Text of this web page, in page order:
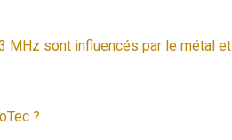
MHz sont influencés par le métal et
?